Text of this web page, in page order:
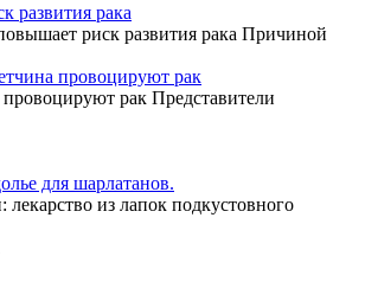
развития рака
риск развития рака Причиной
провоцируют рак
рак Представители
для шарлатанов.
лекарство из лапок подкустовного